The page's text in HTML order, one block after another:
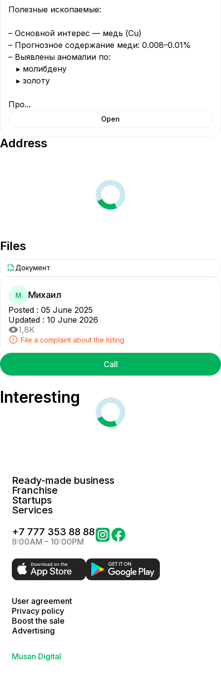
Полезные ископаемые:
– Основной интерес — медь (Cu)
– Прогнозное содержание меди: 0.008–0.01%
– Выявлены аномалии по:
▸ молибдену
▸ золоту
Про...
Open
Address
Files
Документ
М Михаил
Posted : 05 June 2025
Updated : 10 June 2026
1,8K
File a complaint about the listing
Call
Interesting
Ready-made business
Franchise
Startups
Services
+7 777 353 88 88
9:00AM – 10:00PM
User agreement
Privacy policy
Boost the sale
Advertising
Musan Digital